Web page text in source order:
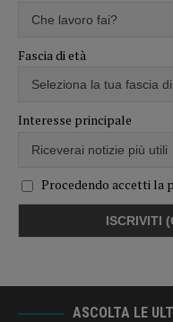
Fascia di età
Interesse principale
Procedendo accetti la
ASCOLTA LE